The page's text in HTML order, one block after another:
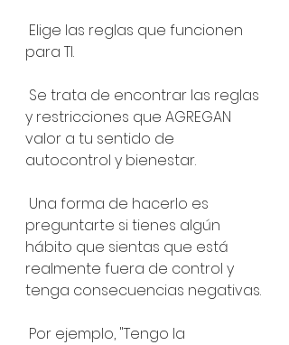
para TI.
y restricciones que AGREGAN
valor a tu sentido de
autocontrol y bienestar.
preguntarte si tienes algún
hábito que sientas que está
realmente fuera de control y
tenga consecuencias negativas.